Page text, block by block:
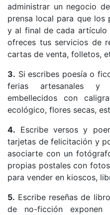
administrar un negocio
prensa local para que los
y al final de cada artículo
ofreces tus servicios de
cartas de venta, folletos,
3. Si escribes poesía o
ferias artesanales y
embellecidos con
ecológico, flores secas,
4. Escribe versos y
tarjetas de felicitación y
asociarte con un
propias postales con
para vender en kioscos,
5. Escribe reseñas de
de no-ficción